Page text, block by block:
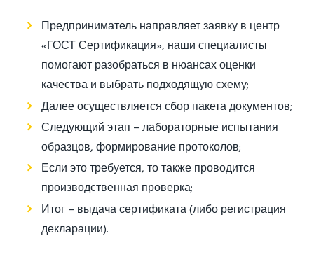
Предприниматель направляет заявку в центр
«ГОСТ Сертификация», наши специалисты
помогают разобраться в нюансах оценки
качества и выбрать подходящую схему;
Далее осуществляется сбор пакета документов;
Следующий этап – лабораторные испытания
образцов, формирование протоколов;
Если это требуется, то также проводится
производственная проверка;
Итог – выдача сертификата (либо регистрация
декларации).